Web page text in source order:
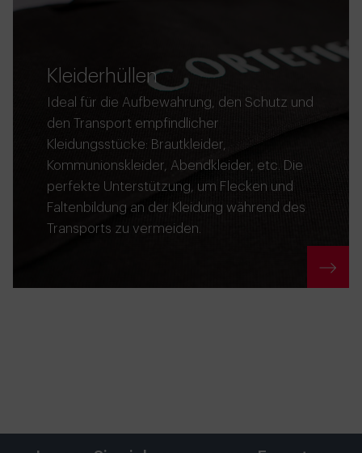
Kleiderhüllen
Ideal für die Aufbewahrung, den Schutz und
den Transport empfindlicher
Kleidungsstücke: Brautkleider,
Kommunionskleider, Abendkleider, etc. Die
perfekte Unterstützung, um Flecken und
Faltenbildung an der Kleidung während des
Transports zu vermeiden.